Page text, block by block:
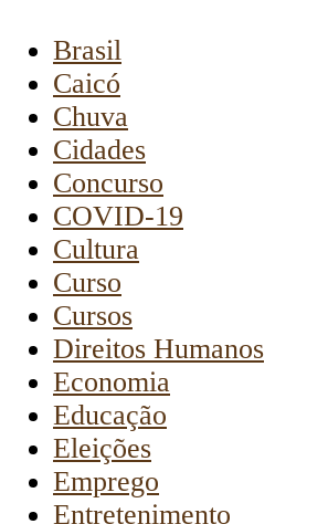
Brasil
Caicó
Chuva
Cidades
Concurso
COVID-19
Cultura
Curso
Cursos
Direitos Humanos
Economia
Educação
Eleições
Emprego
Entretenimento